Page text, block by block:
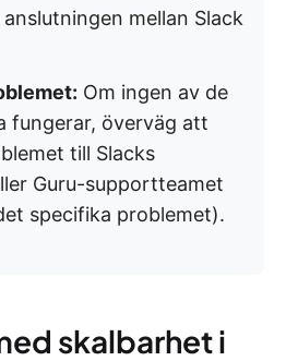
mellan Slack
Om ingen av de
fungerar, överväg att
till Slacks
Guru-supportteamet
specifika problemet).
skalbarhet i